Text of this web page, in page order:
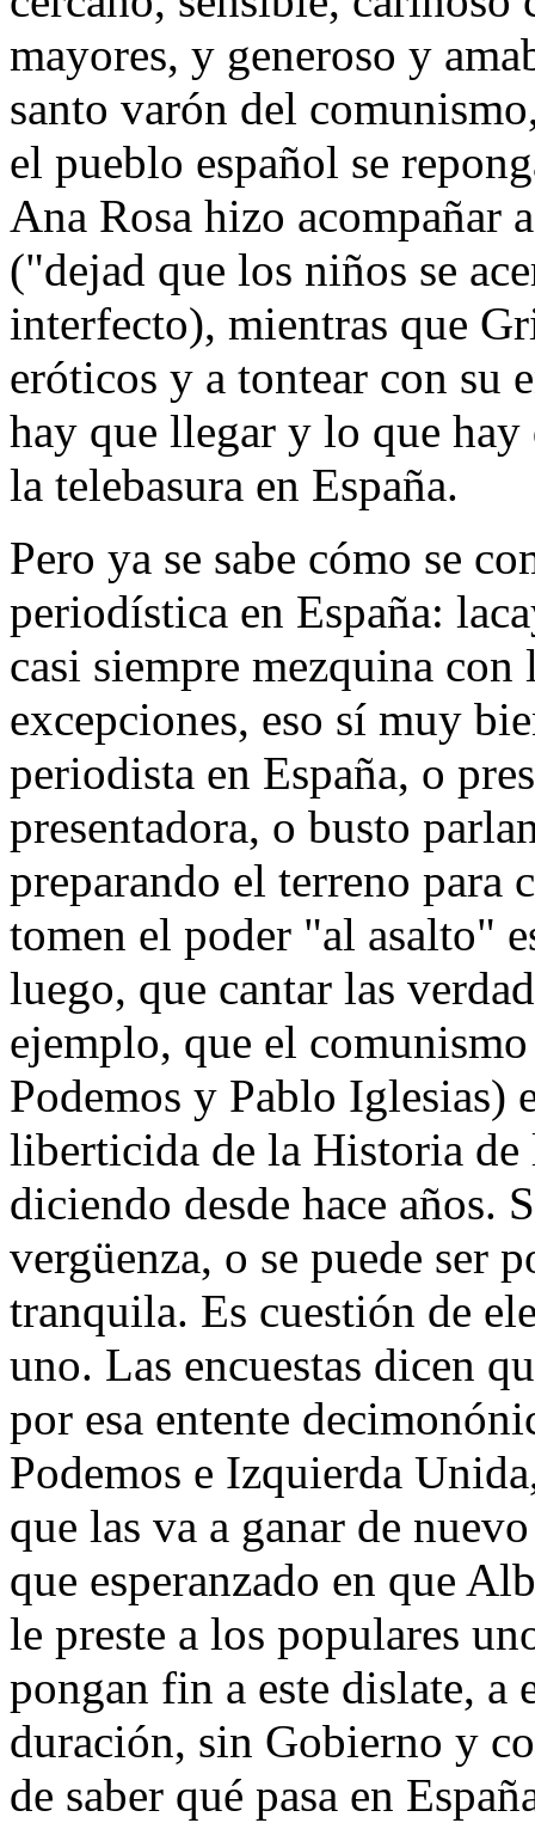
mayores, y generoso y
santo varón del
el pueblo español se
Ana Rosa hizo acompañar
("dejad que los niños se
interfecto), mientras que
eróticos y a tontear con su
hay que llegar y lo que hay
la telebasura en España.
Pero ya se sabe cómo se
periodística en España:
casi siempre mezquina con
excepciones, eso sí muy
periodista en España, o
presentadora, o busto
preparando el terreno para
tomen el poder "al asalto"
luego, que cantar las
ejemplo, que el
Podemos y Pablo Iglesias)
liberticida de la Historia de
diciendo desde hace años.
vergüenza, o se puede ser
tranquila. Es cuestión de
uno. Las encuestas dicen
por esa entente
Podemos e Izquierda
que las va a ganar de
que esperanzado en que
le preste a los populares
pongan fin a este dislate, a
duración, sin Gobierno y
de saber qué pasa en